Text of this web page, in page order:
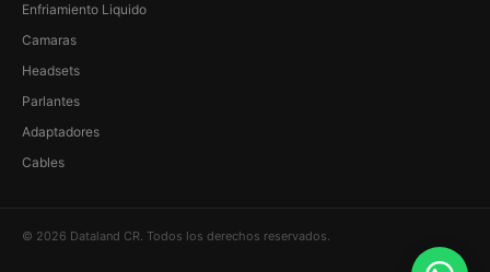
Enfriamiento Liquido
Camaras
Headsets
Parlantes
Adaptadores
Cables
© 2026 Dataland CR. Todos los derechos reservados.